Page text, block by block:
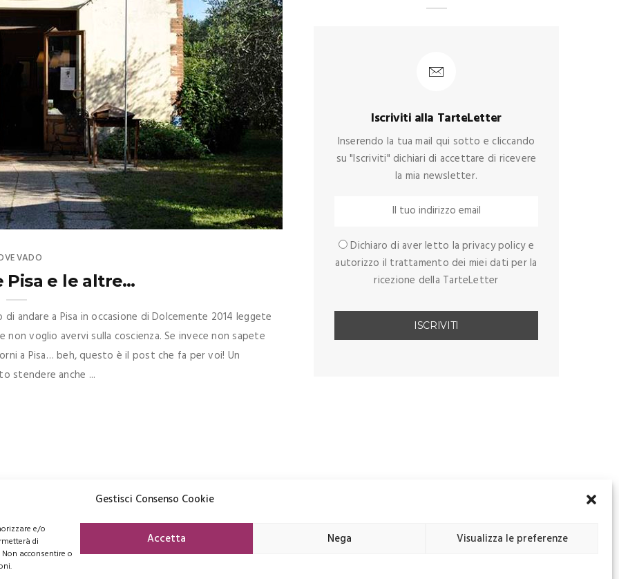
Gestisci Consenso Cookie
e/o
di
acconsentire o
Accetta Nega Visualizza le preferenze
VADO
Pisa e le altre…
andare a Pisa in occasione di Dolcemente 2014 leggete
voglio avervi sulla coscienza. Se invece non sapete
a Pisa… beh, questo è il post che fa per voi! Un
stendere anche ...
Iscriviti alla TarteLetter
Inserendo la tua mail qui sotto e cliccando
su "Iscriviti" dichiari di accettare di ricevere
la mia newsletter.
Dichiaro di aver letto la privacy policy e
autorizzo il trattamento dei miei dati per la
ricezione della TarteLetter
FACEBOOK PINTEREST